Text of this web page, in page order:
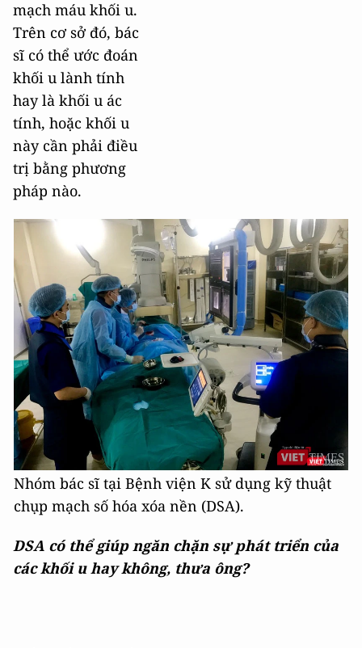
mạch máu khối u.
Trên cơ sở đó, bác
sĩ có thể ước đoán
khối u lành tính
hay là khối u ác
tính, hoặc khối u
này cần phải điều
trị bằng phương
pháp nào.
Nhóm bác sĩ tại Bệnh viện K sử dụng kỹ thuật
chụp mạch số hóa xóa nền (DSA).
DSA có thể giúp ngăn chặn sự phát triển của
các khối u hay không, thưa ông?